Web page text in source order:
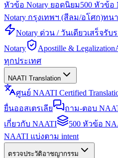
หัวข้อ Notary ยอดนิยม500 หัวข้อ
Notary กรุงเทพฯ (สีลม/อโศก)ทน
Notary ด่วน / วันเดียวเสร็จรับ
Notary
Apostille & Legalization
ทุกประเทศ
NAATI Translation
ศูนย์ NAATI Certified
ยื่นออสเตรเลีย
ถาม-ตอบ
เกี่ยวกับ NAATI
500 หัวข้อ
NAATI แบ่งตาม intent
ตรวจประวัติอาชญากรรม